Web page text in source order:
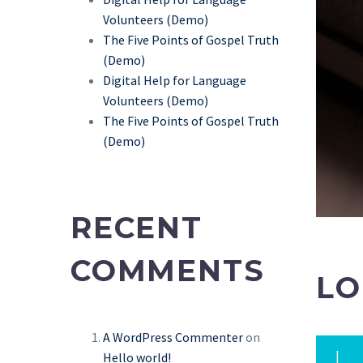
Volunteers (Demo)
The Five Points of Gospel Truth
(Demo)
Digital Help for Language
Volunteers (Demo)
The Five Points of Gospel Truth
(Demo)
RECENT
COMMENTS
A WordPress Commenteron
Hello world!